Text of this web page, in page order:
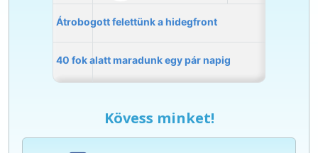
Kövess minket!